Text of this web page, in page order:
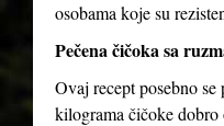
osobama koje su
Pečena čičoka sa
Ovaj recept posebno
kilograma čičoke dobro